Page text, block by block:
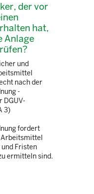
der vor
hat,
Anlage
und
nach der
-
DGUV-
3)
fordert
Fristen
ermitteln sind.